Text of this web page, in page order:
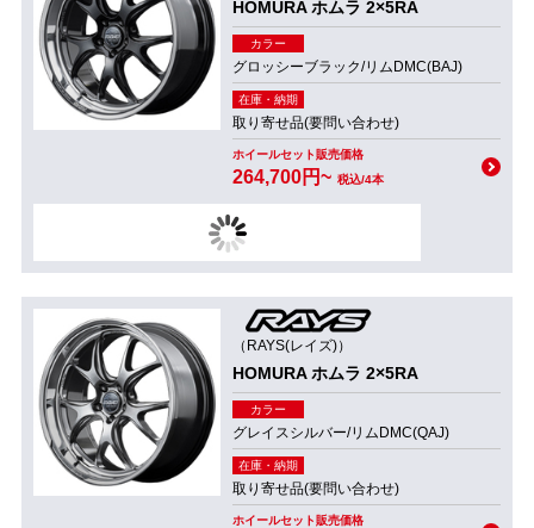
HOMURA ホムラ 2×5RA
カラー
グロッシーブラック/リムDMC(BAJ)
在庫・納期
取り寄せ品(要問い合わせ)
ホイールセット販売価格
264,700円~ 税込/4本
（RAYS(レイズ)）
HOMURA ホムラ 2×5RA
カラー
グレイスシルバー/リムDMC(QAJ)
在庫・納期
取り寄せ品(要問い合わせ)
ホイールセット販売価格